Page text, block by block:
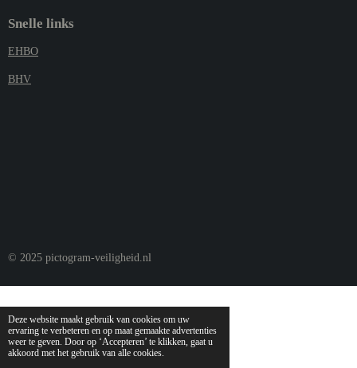
Deze website maakt gebruik van cookies om uw
ervaring te verbeteren en op maat gemaakte advertenties
weer te geven. Door op ‘Accepteren’ te klikken, gaat u
akkoord met het gebruik van alle cookies.
Snelle links
EHBO
BHV
© 2025 pictogram-veiligheid.nl